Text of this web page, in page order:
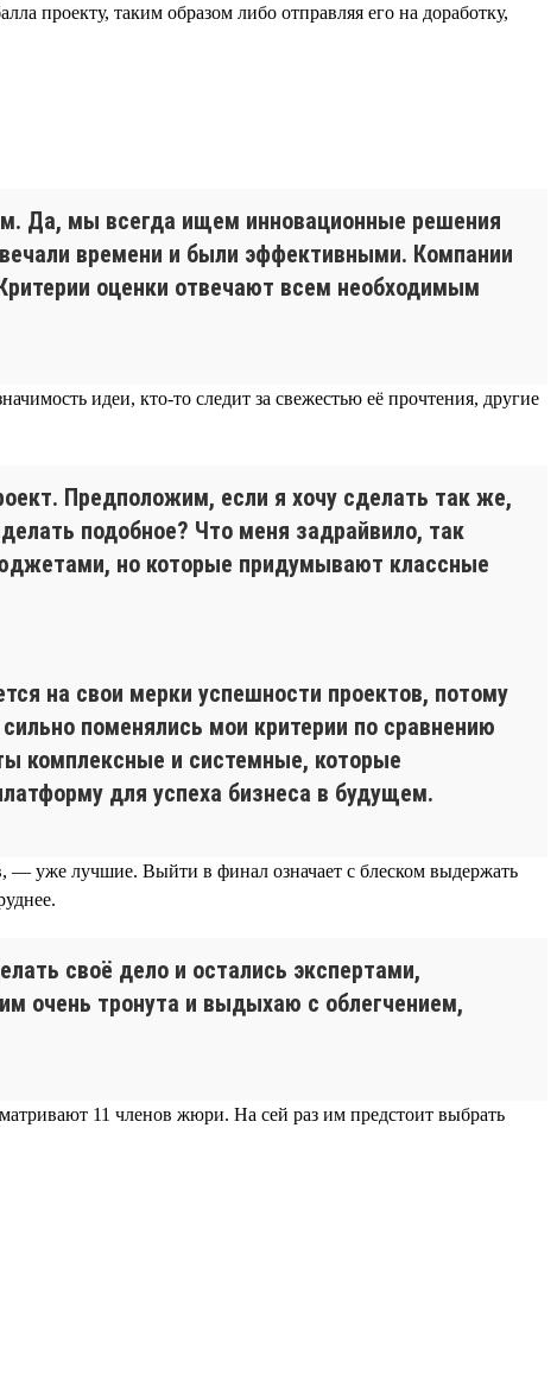
проекту, таким образом либо отправляя его на доработку,
Да, мы всегда ищем инновационные решения
времени и были эффективными. Компании
оценки отвечают всем необходимым
идеи, кто-то следит за свежестью её прочтения, другие
Предположим, если я хочу сделать так же,
подобное? Что меня задрайвило, так
но которые придумывают классные
на свои мерки успешности проектов, потому
поменялись мои критерии по сравнению
комплексные и системные, которые
для успеха бизнеса в будущем.
— уже лучшие. Выйти в финал означает с блеском выдержать
своё дело и остались экспертами,
очень тронута и выдыхаю с облегчением,
11 членов жюри. На сей раз им предстоит выбрать